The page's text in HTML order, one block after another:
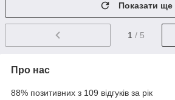
Показати ще
1 / 5
Про нас
88% позитивних з 109 відгуків за рік